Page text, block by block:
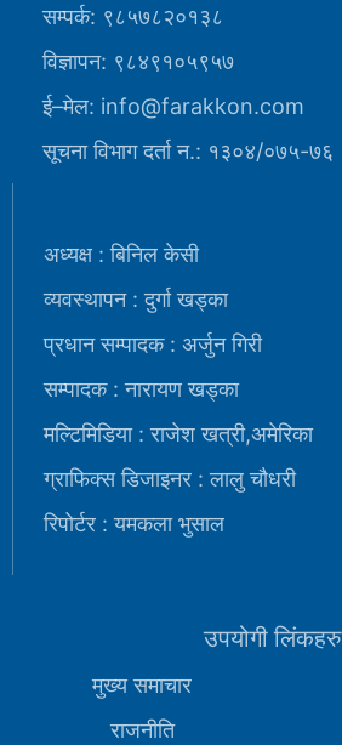
सम्पर्क: ९८५७८२०१३८
विज्ञापन: ९८४९१०५९५७
ई–मेल: info@farakkon.com
सूचना विभाग दर्ता न.: १३०४/०७५-७६
अध्यक्ष : बिनिल केसी
व्यवस्थापन : दुर्गा खड्का
प्रधान सम्पादक : अर्जुन गिरी
सम्पादक : नारायण खड्का
मल्टिमिडिया : राजेश खत्री,अमेरिका
ग्राफिक्स डिजाइनर : लालु चौधरी
रिपोर्टर : यमकला भुसाल
उपयोगी लिंकहरु
मुख्य समाचार
राजनीति